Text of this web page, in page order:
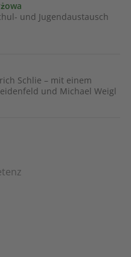
und Jugendaustausch
Schlie – mit einem
und Michael Weigl